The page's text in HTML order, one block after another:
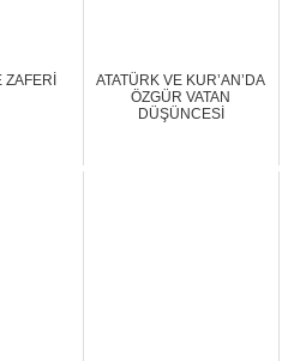
ATATÜRK VE KUR’AN’DA
ÖZGÜR VATAN
DÜŞÜNCESİ